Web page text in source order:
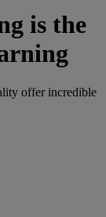
is the
offer incredible